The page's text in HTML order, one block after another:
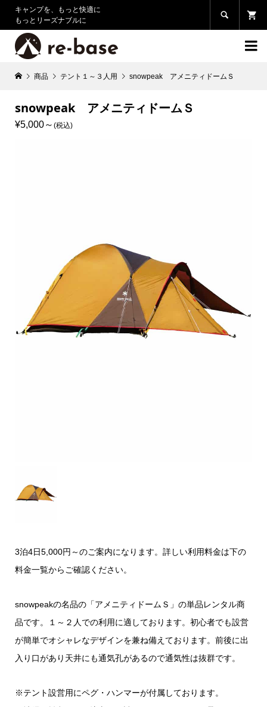
キャンプを、もっと快適に
もっとリーズナブルに


商品 テント１～３人用 snowpeak アメニティドームＳ
snowpeak アメニティドームＳ
¥5,000 (税込)
3泊4日5,000円～のご案内になります。詳しい利用料金は下の
料金一覧からご確認ください。
snowpeakの名品の「アメニティドームＳ」の単品レンタル商
品です。１～２人での利用に適しております。初心者でも設営
が簡単でオシャレなデザインを兼ね備えております。前後に出
入り口があり天井にも通気孔があるので通気性は抜群です。
※テント設営用にペグ・ハンマーが付属しております。